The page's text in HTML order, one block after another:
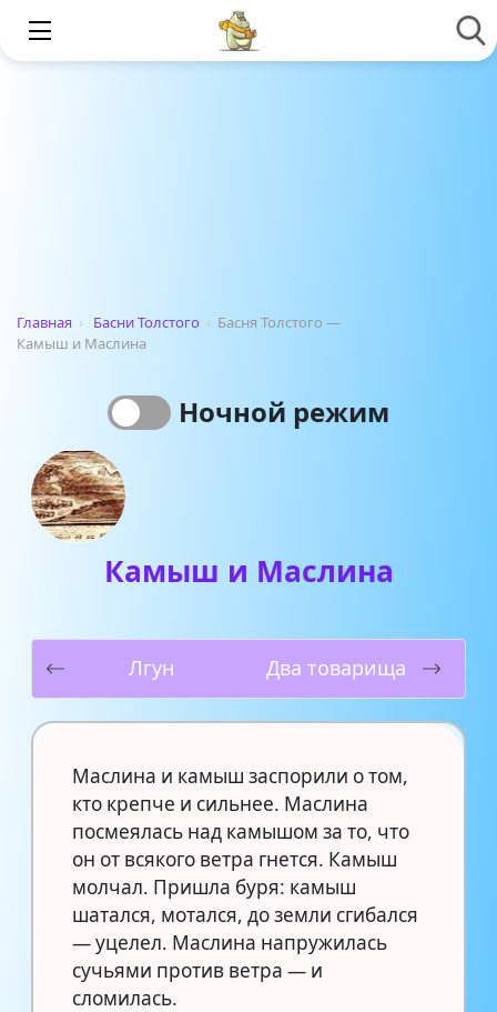
Главная › Басни Толстого › Басня Толстого —
Камыш и Маслина
Ночной режим
Камыш и Маслина
Лгун Два товарища
Маслина и камыш заспорили о том,
кто крепче и сильнее. Маслина
посмеялась над камышом за то, что
он от всякого ветра гнется. Камыш
молчал. Пришла буря: камыш
шатался, мотался, до земли сгибался
— уцелел. Маслина напружилась
сучьями против ветра — и
сломилась.